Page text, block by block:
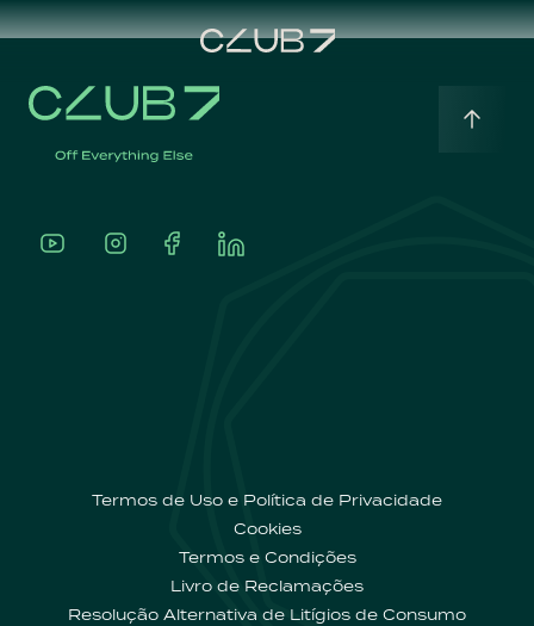
oferta
Contactos
Termos de Uso e Política de Privacidade
Cookies
Termos e Condições
Livro de Reclamações
Resolução Alternativa de Litígios de Consumo